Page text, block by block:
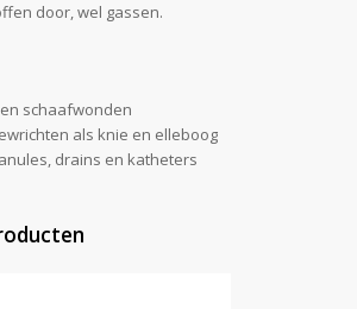
door, wel gassen.
schaafwonden
als knie en elleboog
drains en katheters